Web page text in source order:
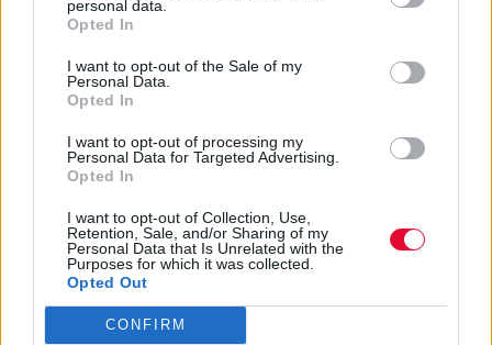
personal data.
Opted In
I want to opt-out of the Sale of my
Personal Data.
Opted In
I want to opt-out of processing my
Personal Data for Targeted Advertising.
Opted In
I want to opt-out of Collection, Use,
Retention, Sale, and/or Sharing of my
Personal Data that Is Unrelated with the
Purposes for which it was collected.
Opted Out
CONFIRM